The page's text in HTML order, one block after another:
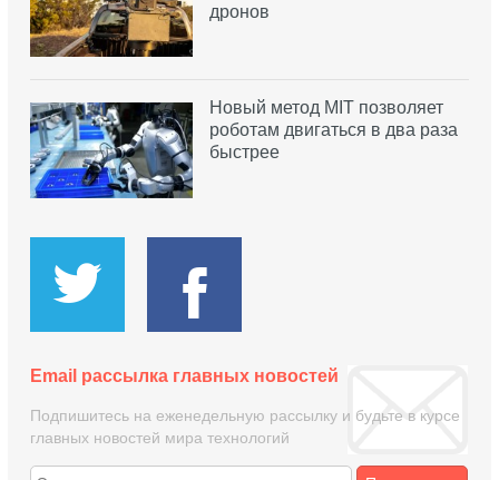
дронов
Новый метод MIT позволяет
роботам двигаться в два раза
быстрее
Email рассылка главных новостей
Подпишитесь на еженедельную рассылку и будьте в курсе
главных новостей мира технологий